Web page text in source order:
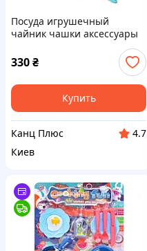
Посуда игрушечный
чайник чашки аксессуары
эко материалы 18×9.5×30
см
330₴
Купить
Канц Плюс
4.7
Киев